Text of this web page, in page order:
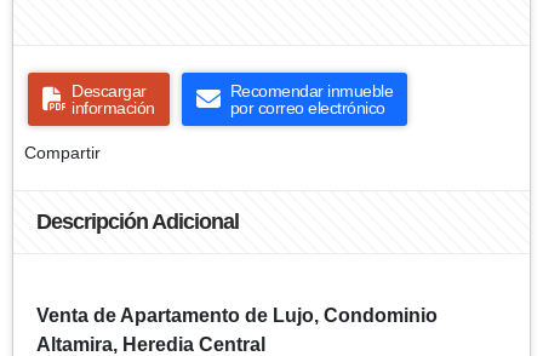
Descargar
información
Recomendar inmueble
por correo electrónico
Compartir
Descripción Adicional
Venta de Apartamento de Lujo, Condominio
Altamira, Heredia Central